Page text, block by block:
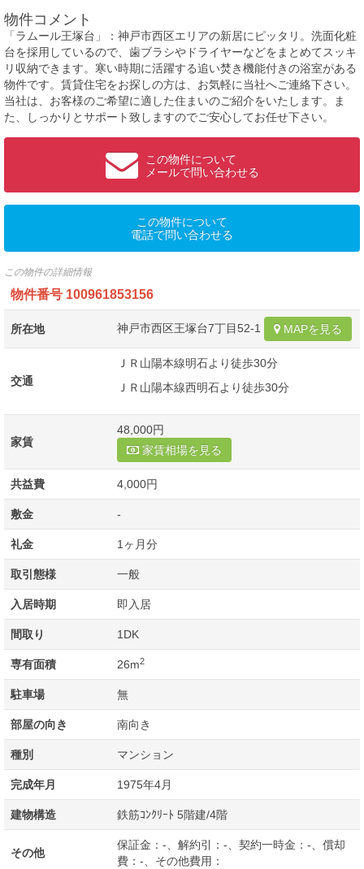
物件コメント
「ラムール王塚台」：神戸市西区エリアの新居にピッタリ。洗面化粧
台を採用しているので、歯ブラシやドライヤーなどをまとめてスッキ
リ収納できます。寒い時期に活躍する追い焚き機能付きの浴室がある
物件です。賃貸住宅をお探しの方は、お気軽に当社へご連絡下さい。
当社は、お客様のご希望に適した住まいのご紹介をいたします。ま
た、しっかりとサポート致しますのでご安心してお任せ下さい。
この物件について
メールで問い合わせる
この物件について
電話で問い合わせる
この物件の詳細情報
物件番号 100961853156
所在地 神戸市西区王塚台7丁目52-1 MAPを見る
交通
ＪＲ山陽本線明石より徒歩30分
ＪＲ山陽本線西明石より徒歩30分
家賃
48,000円
家賃相場を見る
共益費 4,000円
敷金 -
礼金 1ヶ月分
取引態様 一般
入居時期 即入居
間取り 1DK
専有面積 26m2
駐車場 無
部屋の向き 南向き
種別 マンション
完成年月 1975年4月
建物構造 鉄筋ｺﾝｸﾘｰﾄ 5階建/4階
その他
保証金：-、解約引：-、契約一時金：-、償却
費：-、その他費用：